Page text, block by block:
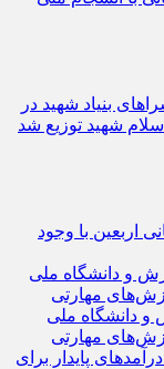
با انسجام ملی
زائرسراهای بنیاد شهید در
اربعین با وجود
دانشگاه ملی
مهارتی